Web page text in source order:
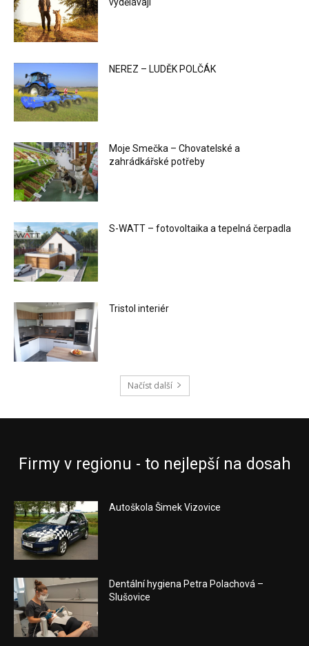
NEREZ – LUDĚK POLČÁK
Moje Smečka – Chovatelské a
zahrádkářské potřeby
S-WATT – fotovoltaika a tepelná čerpadla
Tristol interiér
Načíst další
Firmy v regionu - to nejlepší na dosah
Autoškola Šimek Vizovice
Dentální hygiena Petra Polachová –
Slušovice